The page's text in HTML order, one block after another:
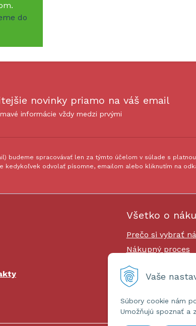
Vaše
Súbory cookie nám
Umožňujú spoznať a
do
novinky priamo na váš email
informácie vždy medzi prvými
budeme spracovávať len za týmto účelom v súlade s
kedykoľvek odvolať písomne, emailom alebo kliknutím na
Všetko o
Prečo si vybrať
Nákupný proces
Platby a doprava
Reklamačný